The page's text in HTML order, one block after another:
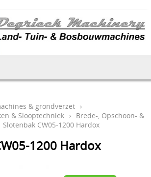
leveren
& grondverzet ›
& Slooptechniek › Brede-, Opschoon- &
Slotenbak CW05-1200 Hardox
1200 Hardox